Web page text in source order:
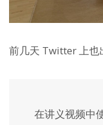
前几天 Twitter 上也
在讲义视频中